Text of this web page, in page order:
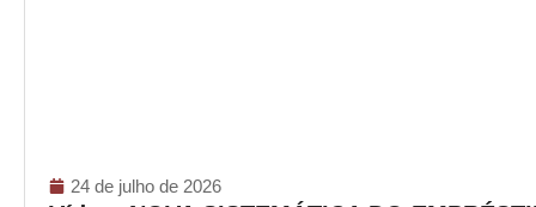
24 de julho de 2026